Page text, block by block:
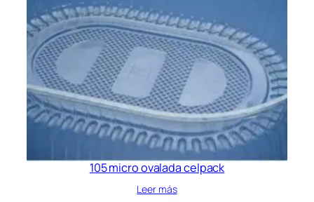
105 micro ovalada celpack
Leer más